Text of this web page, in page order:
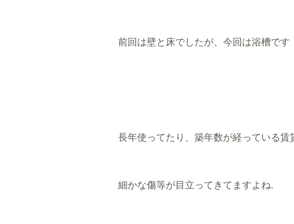
前回は壁と床でしたが、今回は浴槽です
長年使ってたり、築年数が経っている賃
細かな傷等が目立ってきてますよね.